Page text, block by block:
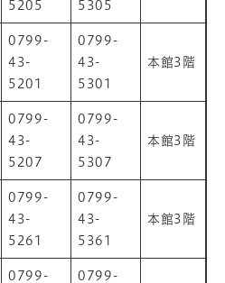
5205
5305
0799-
43-
5201
0799-
43-
5301
本館3階
0799-
43-
5207
0799-
43-
5307
本館3階
0799-
43-
5261
0799-
43-
5361
本館3階
0799-
0799-